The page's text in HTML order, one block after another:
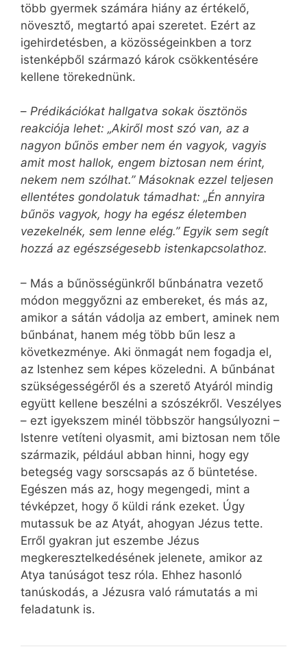
több gyermek számára hiány az értékelő,
növesztő, megtartó apai szeretet. Ezért az
igehirdetésben, a közösségeinkben a torz
istenképből származó károk csökkentésére
kellene törekednünk.
– Prédikációkat hallgatva sokak ösztönös
reakciója lehet: „Akiről most szó van, az a
nagyon bűnös ember nem én vagyok, vagyis
amit most hallok, engem biztosan nem érint,
nekem nem szólhat.” Másoknak ezzel teljesen
ellentétes gondolatuk támadhat: „Én annyira
bűnös vagyok, hogy ha egész életemben
vezekelnék, sem lenne elég.” Egyik sem segít
hozzá az egészségesebb istenkapcsolathoz.
– Más a bűnösségünkről bűnbánatra vezető
módon meggyőzni az embereket, és más az,
amikor a sátán vádolja az embert, aminek nem
bűnbánat, hanem még több bűn lesz a
következménye. Aki önmagát nem fogadja el,
az Istenhez sem képes közeledni. A bűnbánat
szükségességéről és a szerető Atyáról mindig
együtt kellene beszélni a szószékről. Veszélyes
– ezt igyekszem minél többször hangsúlyozni –
Istenre vetíteni olyasmit, ami biztosan nem tőle
származik, például abban hinni, hogy egy
betegség vagy sorscsapás az ő büntetése.
Egészen más az, hogy megengedi, mint a
tévképzet, hogy ő küldi ránk ezeket. Úgy
mutassuk be az Atyát, ahogyan Jézus tette.
Erről gyakran jut eszembe Jézus
megkeresztelkedésének jelenete, amikor az
Atya tanúságot tesz róla. Ehhez hasonló
tanúskodás, a Jézusra való rámutatás a mi
feladatunk is.